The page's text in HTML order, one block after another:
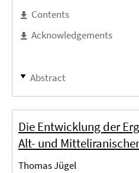
Contents
Acknowledgements
Abstract
Die Entwicklung der
Alt- und
Thomas Jügel